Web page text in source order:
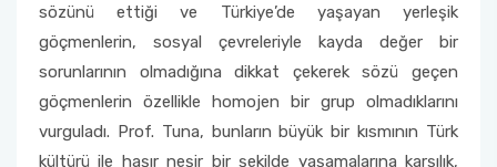
sözünü ettiği ve Türkiye’de yaşayan yerleşik
göçmenlerin, sosyal çevreleriyle kayda değer bir
sorunlarının olmadığına dikkat çekerek sözü geçen
göçmenlerin özellikle homojen bir grup olmadıklarını
vurguladı. Prof. Tuna, bunların büyük bir kısmının Türk
kültürü ile haşır neşir bir şekilde yaşamalarına karşılık,